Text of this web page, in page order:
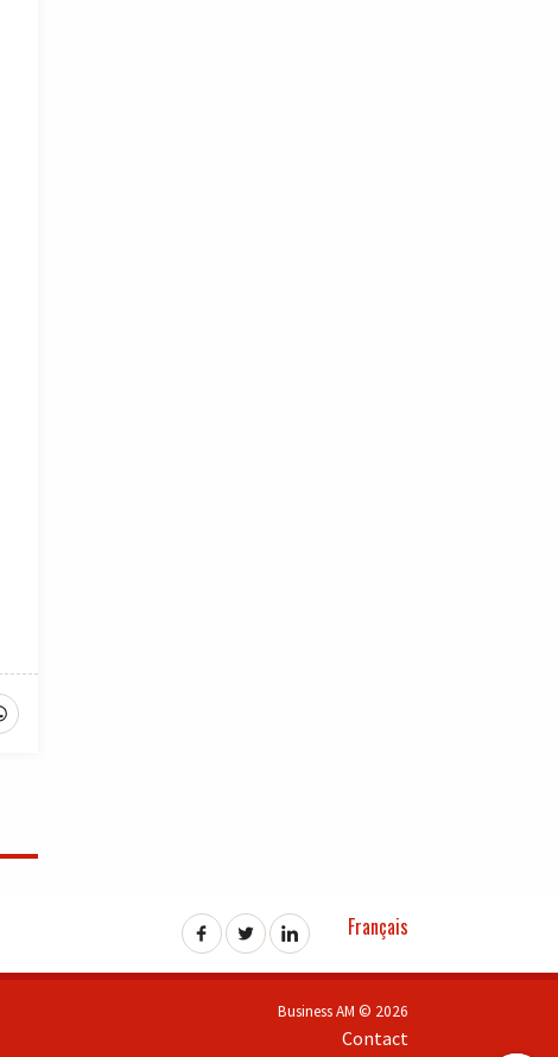
Français
Business AM © 2026
Contact